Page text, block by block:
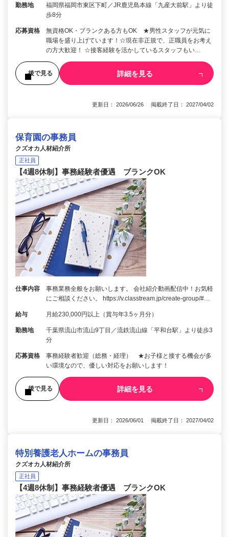
勤務地
福岡県福岡市東区下町／JR鹿児島本線「九産大前駅」より徒
歩8分
応募資格
無資格OK・ブランクある方もOK ★男性スタッフが元気に
職場を盛り上げています！☆現在非正規で、正職員をお考え
の方大歓迎！ ☆接客経験を活かしているスタッフもい…
後で見る 詳細を見る
更新日： 2026/06/26 掲載終了日： 2027/04/02
保育園の事務員
クズオカ人材紹介所
正社員
【4週8休制】事務経験者優遇 ブランクOK
仕事内容
事務業務全般をお願いします。 会社紹介動画配信中！お気軽
にご相談ください。 https://v.classtream.jp/create-group/#…
給与 月給230,000円以上（賞与年3.5ヶ月分）
勤務地
千葉県流山市流山9丁目／流鉄流山線「平和台駅」より徒歩3
分
応募資格
事務経験者歓迎（総務・経理） ★お子様と接する機会が多
い環境なので、優しい対応をお願いします！
後で見る 詳細を見る
更新日： 2026/06/01 掲載終了日： 2027/04/02
特別養護老人ホームの事務員
クズオカ人材紹介所
正社員
【4週8休制】事務経験者優遇 ブランクOK